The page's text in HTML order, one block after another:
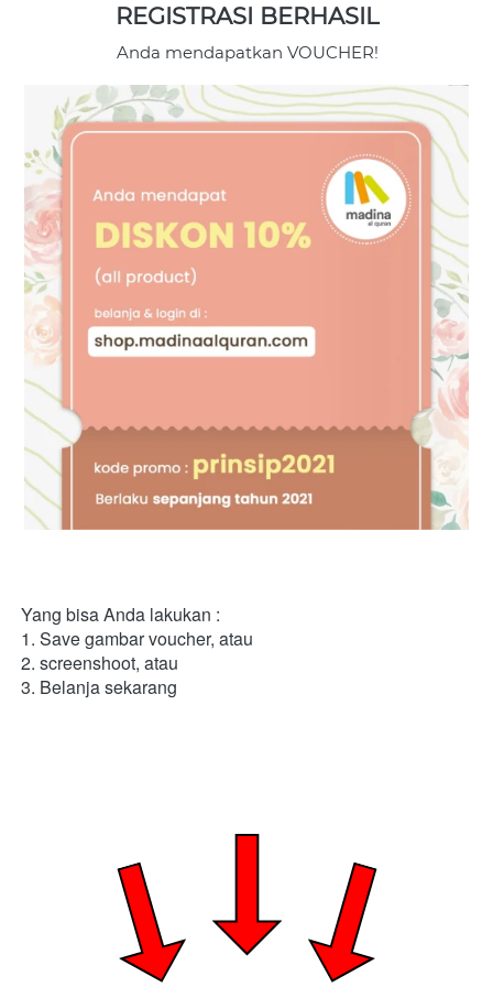
REGISTRASI BERHASIL
Anda mendapatkan VOUCHER!
Yang bisa Anda lakukan :
1. Save gambar voucher, atau
2. screenshoot, atau
3. Belanja sekarang